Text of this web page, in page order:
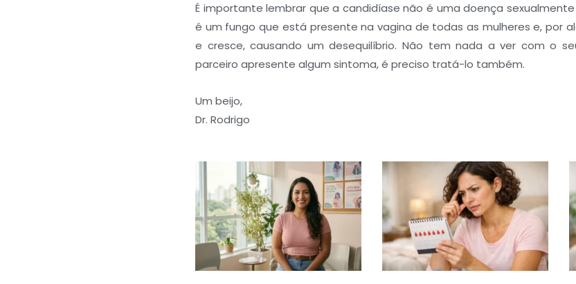
É importante lembrar que a candidíase não é uma doença sexualmente
é um fungo que está presente na vagina de todas as mulheres e, por
e cresce, causando um desequilíbrio. Não tem nada a ver com o
parceiro apresente algum sintoma, é preciso tratá-lo também.
Um beijo,
Dr. Rodrigo